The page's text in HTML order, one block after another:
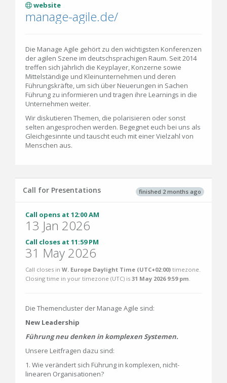
website
manage-agile.de/
Die Manage Agile gehört zu den wichtigsten Konferenzen
der agilen Szene im deutschsprachigen Raum. Seit 2014
treffen sich jährlich die Keyplayer, Konzerne sowie
Mittelständige und Kleinunternehmen und deren
Führungskräfte, um sich über Neuerungen in Sachen
Führung zu informieren und tragen ihre Learnings in die
Unternehmen weiter.
Wir diskutieren Themen, die polarisieren oder sonst
selten angesprochen werden. Begegnet euch bei uns als
Gleichgesinnte und tauscht euch mit einer Vielzahl von
Menschen aus.
finished 2 months ago
Call for Presentations
Call opens at 12:00 AM
13 Jan 2026
Call closes at 11:59 PM
31 May 2026
Call closes in W. Europe Daylight Time (UTC+02:00) timezone.
Closing time in your timezone (UTC) is 31 May 2026 9:59 pm.
Die Themencluster der Manage Agile sind:
New Leadership
Führung neu denken in komplexen Systemen.
Unsere Leitfragen dazu sind:
1. Wie verändert sich Führung in komplexen, nicht-
linearen Organisationen?